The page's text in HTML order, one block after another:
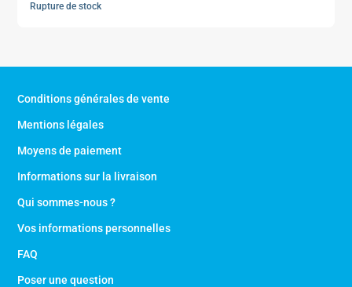
Rupture de stock
Conditions générales de vente
Mentions légales
Moyens de paiement
Informations sur la livraison
Qui sommes-nous ?
Vos informations personnelles
FAQ
Poser une question